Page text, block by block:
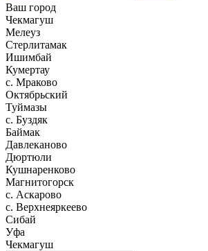
Ваш город
Чекмагуш
Мелеуз
Стерлитамак
Ишимбай
Кумертау
c. Мраково
Октябрьский
Туймазы
c. Буздяк
Баймак
Давлеканово
Дюртюли
Кушнаренково
Магнитогорск
с. Аскарово
с. Верхнеяркеево
Сибай
Уфа
Чекмагуш